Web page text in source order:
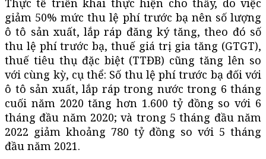
Thực tế triển khai thực hiện cho thấy, do việc
giảm 50% mức thu lệ phí trước bạ nên số lượng
ô tô sản xuất, lắp ráp đăng ký tăng, theo đó số
thu lệ phí trước bạ, thuế giá trị gia tăng (GTGT),
thuế tiêu thụ đặc biệt (TTĐB) cũng tăng lên so
với cùng kỳ, cụ thể: Số thu lệ phí trước bạ đối với
ô tô sản xuất, lắp ráp trong nước trong 6 tháng
cuối năm 2020 tăng hơn 1.600 tỷ đồng so với 6
tháng đầu năm 2020; và trong 5 tháng đầu năm
2022 giảm khoảng 780 tỷ đồng so với 5 tháng
đầu năm 2021.